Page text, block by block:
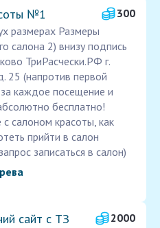
№1
300
размерах Размеры
салона 2) внизу подпись
ТриРасчески.РФ г.
25 (напротив первой
каждое посещение и
бесплатно!
салоном красоты, как
прийти в салон
записаться в салон)
сайт с ТЗ
2000